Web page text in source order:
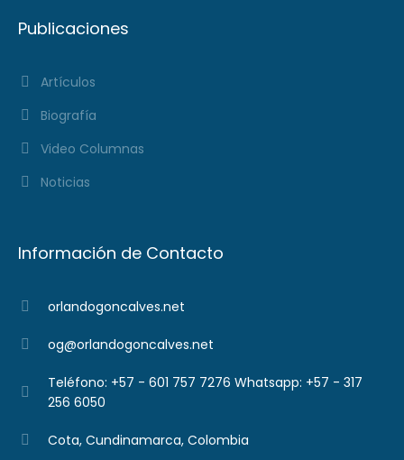
Publicaciones
Artículos
Biografía
Video Columnas
Noticias
Información de Contacto
orlandogoncalves.net
og@orlandogoncalves.net
Teléfono: +57 - 601 757 7276 Whatsapp: +57 - 317
256 6050
Cota, Cundinamarca, Colombia